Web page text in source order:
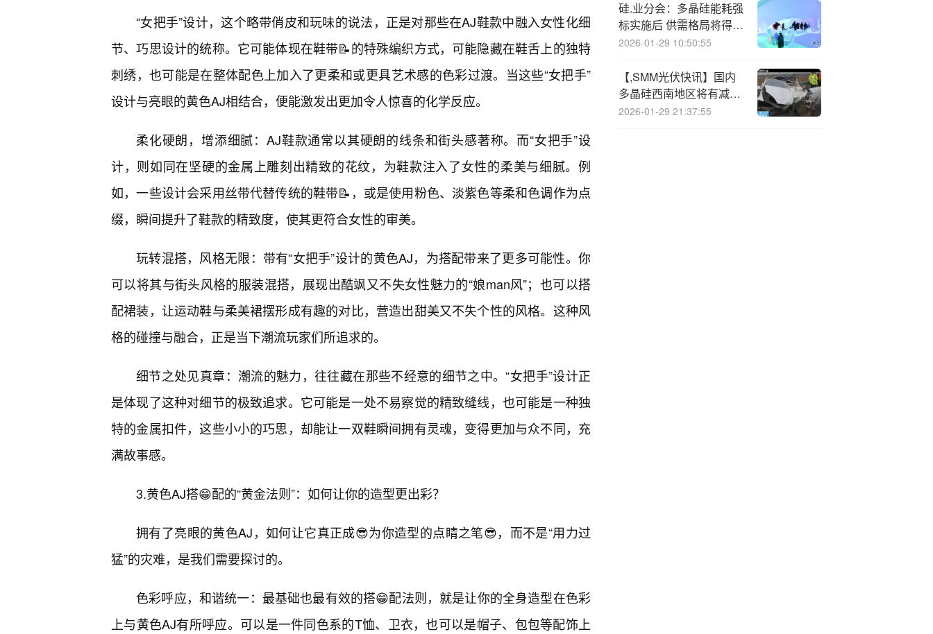
“女把手”设计，这个略带俏皮和玩味的说法，正是对那些在AJ鞋款中融入女性化细
节、巧思设计的统称。它可能体现在鞋带📝的特殊编织方式，可能隐藏在鞋舌上的独特
刺绣，也可能是在整体配色上加入了更柔和或更具艺术感的色彩过渡。当这些“女把手”
设计与亮眼的黄色AJ相结合，便能激发出更加令人惊喜的化学反应。
柔化硬朗，增添细腻：AJ鞋款通常以其硬朗的线条和街头感著称。而“女把手”设
计，则如同在坚硬的金属上雕刻出精致的花纹，为鞋款注入了女性的柔美与细腻。例
如，一些设计会采用丝带代替传统的鞋带📝，或是使用粉色、淡紫色等柔和色调作为点
缀，瞬间提升了鞋款的精致度，使其更符合女性的审美。
玩转混搭，风格无限：带有“女把手”设计的黄色AJ，为搭配带来了更多可能性。你
可以将其与街头风格的服装混搭，展现出酷飒又不失女性魅力的“娘man风”；也可以搭
配裙装，让运动鞋与柔美裙摆形成有趣的对比，营造出甜美又不失个性的风格。这种风
格的碰撞与融合，正是当下潮流玩家们所追求的。
细节之处见真章：潮流的魅力，往往藏在那些不经意的细节之中。“女把手”设计正
是体现了这种对细节的极致追求。它可能是一处不易察觉的精致缝线，也可能是一种独
特的金属扣件，这些小小的巧思，却能让一双鞋瞬间拥有灵魂，变得更加与众不同，充
满故事感。
3.黄色AJ搭😁配的“黄金法则”：如何让你的造型更出彩？
拥有了亮眼的黄色AJ，如何让它真正成😎为你造型的点睛之笔😎，而不是“用力过
猛”的灾难，是我们需要探讨的。
色彩呼应，和谐统一：最基础也最有效的搭😁配法则，就是让你的全身造型在色彩
上与黄色AJ有所呼应。可以是一件同色系的T恤、卫衣，也可以是帽子、包包等配饰上
硅.业分会：多晶硅能耗强
标实施后 供需格局将得到
实质性改善
2026-01-29 10:50:55
【,SMM光伏快讯】国内
多晶硅西南地区将有减产
计划
2026-01-29 21:37:55